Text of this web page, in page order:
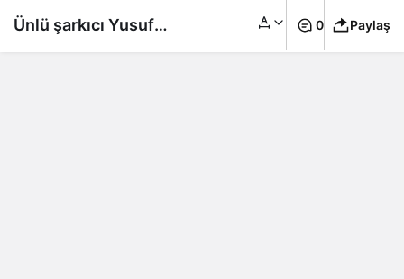
Ünlü şarkıcı Yusuf 0 Paylaş